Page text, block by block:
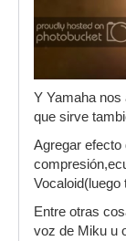
Y Yamaha nos
que sirve
Agregar efecto
Vocaloid(luego
Entre otras
voz de Miku u